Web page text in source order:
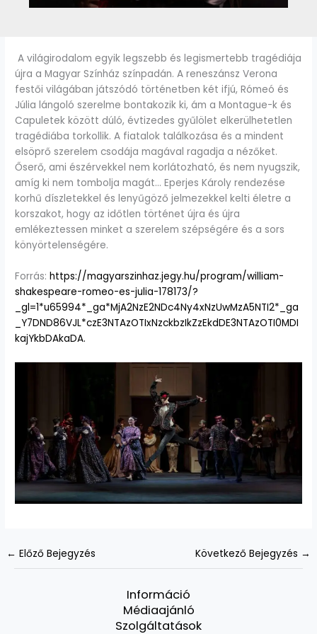
A világirodalom egyik legszebb és legismertebb tragédiája
újra a Magyar Színház színpadán. A reneszánsz Verona
festői világában játszódó történetben két ifjú, Rómeó és
Júlia lángoló szerelme bontakozik ki, ám a Montague-k és
Capuletek között dúló, évtizedes gyűlölet elkerülhetetlen
tragédiába torkollik. A fiatalok találkozása és a mindent
elsöprő szerelem csodája magával ragadja a nézőket.
Őserő, ami észérvekkel nem korlátozható, és nem nyugszik,
amíg ki nem tombolja magát… Eperjes Károly rendezése
korhű díszletekkel és lenyűgöző jelmezekkel kelti életre a
korszakot, hogy az időtlen történet újra és újra
emlékeztessen minket a szerelem szépségére és a sors
könyörtelenségére.
Forrás:https://magyarszinhaz.jegy.hu/program/william-
shakespeare-romeo-es-julia-178173/?
_gl=1*u65994*_ga*MjA2NzE2NDc4Ny4xNzUwMzA5NTI2*_ga
_Y7DND86VJL*czE3NTAzOTIxNzckbzIkZzEkdDE3NTAzOTI0MDI
kajYkbDAkaDA.
← Előző Bejegyzés Következő Bejegyzés →
Információ
Médiaajánló
Szolgáltatások